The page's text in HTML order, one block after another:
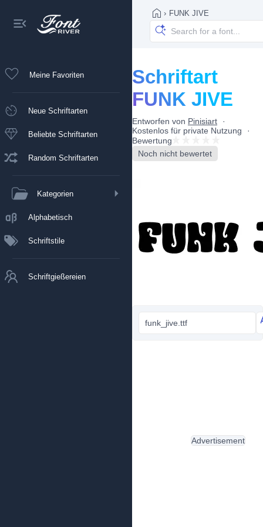
Meine Favoriten
Neue Schriftarten
Beliebte Schriftarten
Random Schriftarten
Kategorien
Alphabetisch
Schriftstile
Schriftgießereien
› FUNK JIVE
Schriftart
FUNK JIVE
Entworfen von Pinisiart
Kostenlos für private Nutzung
Bewertung
Noch nicht bewertet
funk_jive.ttf
Advertisement